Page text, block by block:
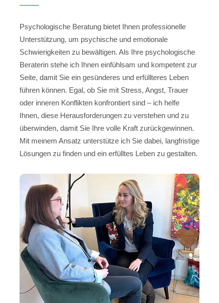
Psychologische Beratung bietet Ihnen professionelle
Unterstützung, um psychische und emotionale
Schwierigkeiten zu bewältigen. Als Ihre psychologische
Beraterin stehe ich Ihnen einfühlsam und kompetent zur
Seite, damit Sie ein gesünderes und erfüllteres Leben
führen können. Egal, ob Sie mit Stress, Angst, Trauer
oder inneren Konflikten konfrontiert sind – ich helfe
Ihnen, diese Herausforderungen zu verstehen und zu
überwinden, damit Sie Ihre volle Kraft zurückgewinnen.
Mit meinem Ansatz unterstütze ich Sie dabei, langfristige
Lösungen zu finden und ein erfülltes Leben zu gestalten.